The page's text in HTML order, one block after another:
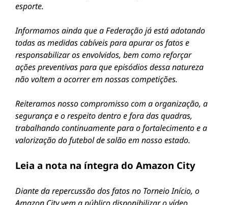
esporte.
Informamos ainda que a Federação já está adotando
todas as medidas cabíveis para apurar os fatos e
responsabilizar os envolvidos, bem como reforçar
ações preventivas para que episódios dessa natureza
não voltem a ocorrer em nossas competições.
Reiteramos nosso compromisso com a organização, a
segurança e o respeito dentro e fora das quadras,
trabalhando continuamente para o fortalecimento e a
valorização do futebol de salão em nosso estado.
Leia a nota na íntegra do Amazon City
Diante da repercussão dos fatos no Torneio Início, o